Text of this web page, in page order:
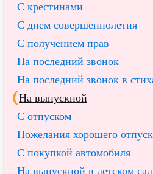
С крестинами
С днем совершеннолетия
С получением прав
На последний звонок
На последний звонок в
На выпускной
С отпуском
Пожелания хорошего
С покупкой автомобиля
На выпускной в детском